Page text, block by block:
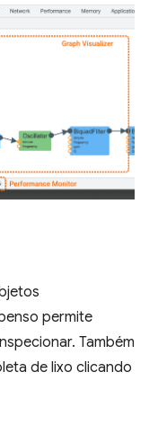
permite
Também
de lixo clicando